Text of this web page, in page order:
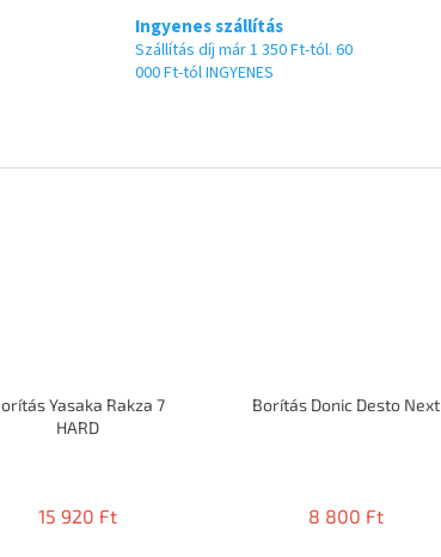
Ingyenes szállítás
Szállítás díj már 1 350 Ft-tól. 60
000 Ft-tól INGYENES
Yasaka Rakza 7
HARD
15 920 Ft
Borítás Donic Desto Next
8 800 Ft